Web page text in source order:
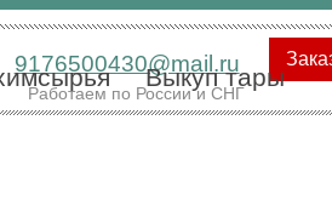
9176500430@mail.ru
Работаем по России и СНГ
Выкуп тары